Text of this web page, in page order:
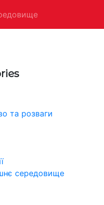
та розваги
середовище